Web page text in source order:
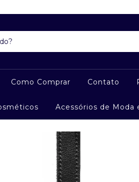
Como Comprar Contato
Acessórios de Moda